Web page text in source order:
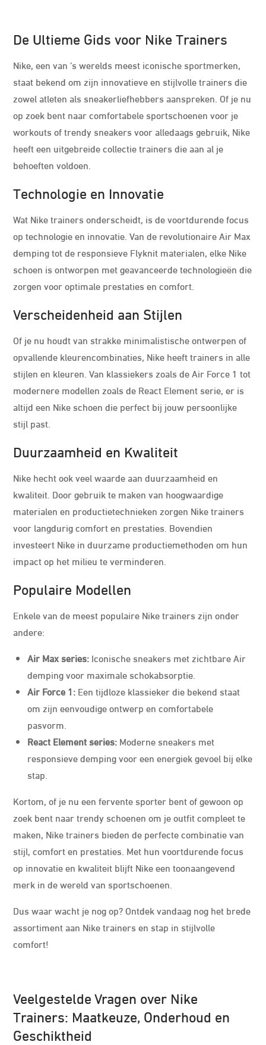
De Ultieme Gids voor Nike Trainers
Nike, een van ’s werelds meest iconische sportmerken,
staat bekend om zijn innovatieve en stijlvolle trainers die
zowel atleten als sneakerliefhebbers aanspreken. Of je nu
op zoek bent naar comfortabele sportschoenen voor je
workouts of trendy sneakers voor alledaags gebruik, Nike
heeft een uitgebreide collectie trainers die aan al je
behoeften voldoen.
Technologie en Innovatie
Wat Nike trainers onderscheidt, is de voortdurende focus
op technologie en innovatie. Van de revolutionaire Air Max
demping tot de responsieve Flyknit materialen, elke Nike
schoen is ontworpen met geavanceerde technologieën die
zorgen voor optimale prestaties en comfort.
Verscheidenheid aan Stijlen
Of je nu houdt van strakke minimalistische ontwerpen of
opvallende kleurencombinaties, Nike heeft trainers in alle
stijlen en kleuren. Van klassiekers zoals de Air Force 1 tot
modernere modellen zoals de React Element serie, er is
altijd een Nike schoen die perfect bij jouw persoonlijke
stijl past.
Duurzaamheid en Kwaliteit
Nike hecht ook veel waarde aan duurzaamheid en
kwaliteit. Door gebruik te maken van hoogwaardige
materialen en productietechnieken zorgen Nike trainers
voor langdurig comfort en prestaties. Bovendien
investeert Nike in duurzame productiemethoden om hun
impact op het milieu te verminderen.
Populaire Modellen
Enkele van de meest populaire Nike trainers zijn onder
andere:
Air Max series: Iconische sneakers met zichtbare Air
demping voor maximale schokabsorptie.
Air Force 1: Een tijdloze klassieker die bekend staat
om zijn eenvoudige ontwerp en comfortabele
pasvorm.
React Element series: Moderne sneakers met
responsieve demping voor een energiek gevoel bij elke
stap.
Kortom, of je nu een fervente sporter bent of gewoon op
zoek bent naar trendy schoenen om je outfit compleet te
maken, Nike trainers bieden de perfecte combinatie van
stijl, comfort en prestaties. Met hun voortdurende focus
op innovatie en kwaliteit blijft Nike een toonaangevend
merk in de wereld van sportschoenen.
Dus waar wacht je nog op? Ontdek vandaag nog het brede
assortiment aan Nike trainers en stap in stijlvolle
comfort!
Veelgestelde Vragen over Nike
Trainers: Maatkeuze, Onderhoud en
Geschiktheid